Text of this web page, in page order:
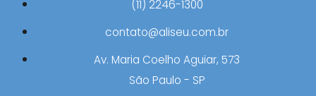
(11) 2246-1300
contato@aliseu.com.br
Av. Maria Coelho Aguiar, 573
São Paulo - SP